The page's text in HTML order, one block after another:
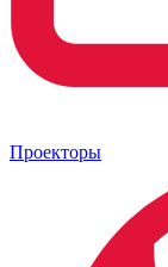
Проекторы